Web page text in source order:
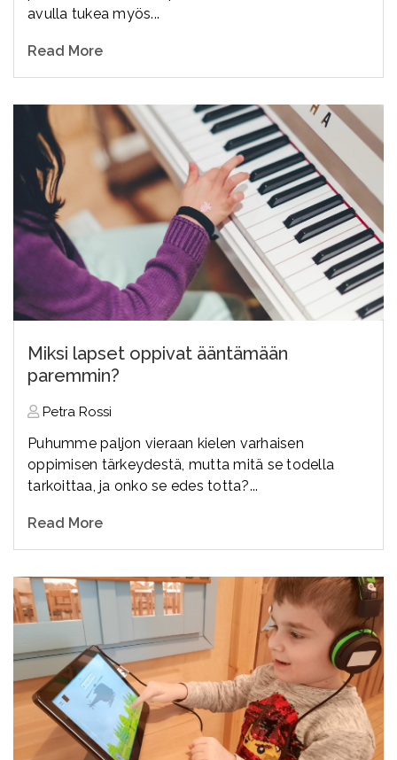
avulla tukea myös...
Read More
Miksi lapset oppivat ääntämään
paremmin?
Petra Rossi
Puhumme paljon vieraan kielen varhaisen
oppimisen tärkeydestä, mutta mitä se todella
tarkoittaa, ja onko se edes totta?...
Read More